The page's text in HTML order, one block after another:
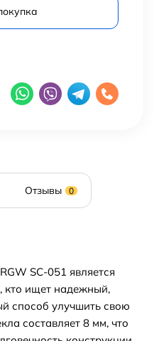
Отзывы 0
SC-051 является
кто ищет надежный,
способ улучшить свою
составляет 8 мм, что